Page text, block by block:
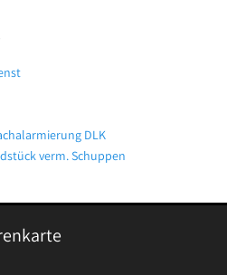
DLK
verm. Schuppen